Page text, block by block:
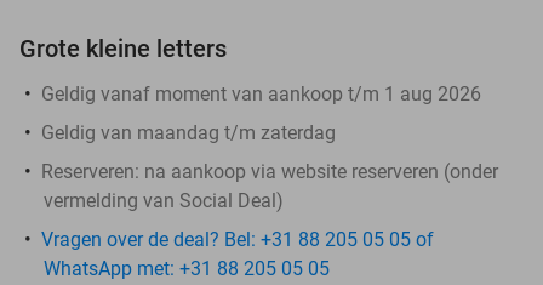
Grote kleine letters
Geldig vanaf moment van aankoop t/m 1 aug 2026
Geldig van maandag t/m zaterdag
Reserveren: na aankoop via website reserveren (onder
vermelding van Social Deal)
Vragen over de deal? Bel: +31 88 205 05 05 of
WhatsApp met: +31 88 205 05 05